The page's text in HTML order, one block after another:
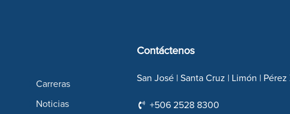
Carreras
Noticias
Contáctenos
San José | Santa Cruz | Limón |
+506 2528 8300